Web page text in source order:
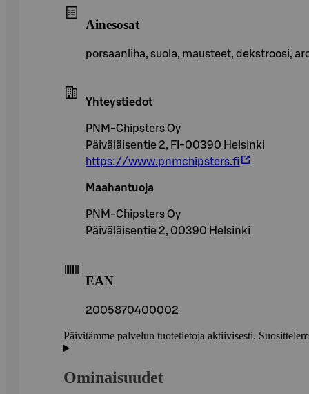
Ainesosat
porsaanliha, suola, mausteet, dekstroosi,
Yhteystiedot
PNM-Chipsters Oy
Päiväläisentie 2, FI-00390 Helsinki
https://www.pnmchipsters.fi
Maahantuoja
PNM-Chipsters Oy
Päiväläisentie 2, 00390 Helsinki
EAN
2005870400002
Päivitämme palvelun tuotetietoja aktiivisesti.
Ominaisuudet